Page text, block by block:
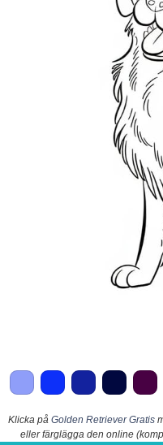
Klicka på Golden Retriever Gratis
eller färglägga den online